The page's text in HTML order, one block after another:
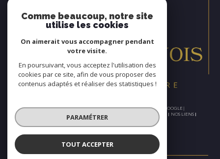
© 2026 | TOUS DROITS RÉSERVÉS | TRADUCTION POWERED BY GOOGLE |
PLAN DU SITE MENTIONS LÉGALES ADMIN
NOS LIENS
POLITIQUE RGPD
Comme beaucoup, notre site
utilise les cookies
On aimerait vous accompagner pendant
votre visite.
En poursuivant, vous acceptez l'utilisation des
cookies par ce site, afin de vous proposer des
contenus adaptés et réaliser des statistiques !
PARAMÉTRER
TOUT ACCEPTER